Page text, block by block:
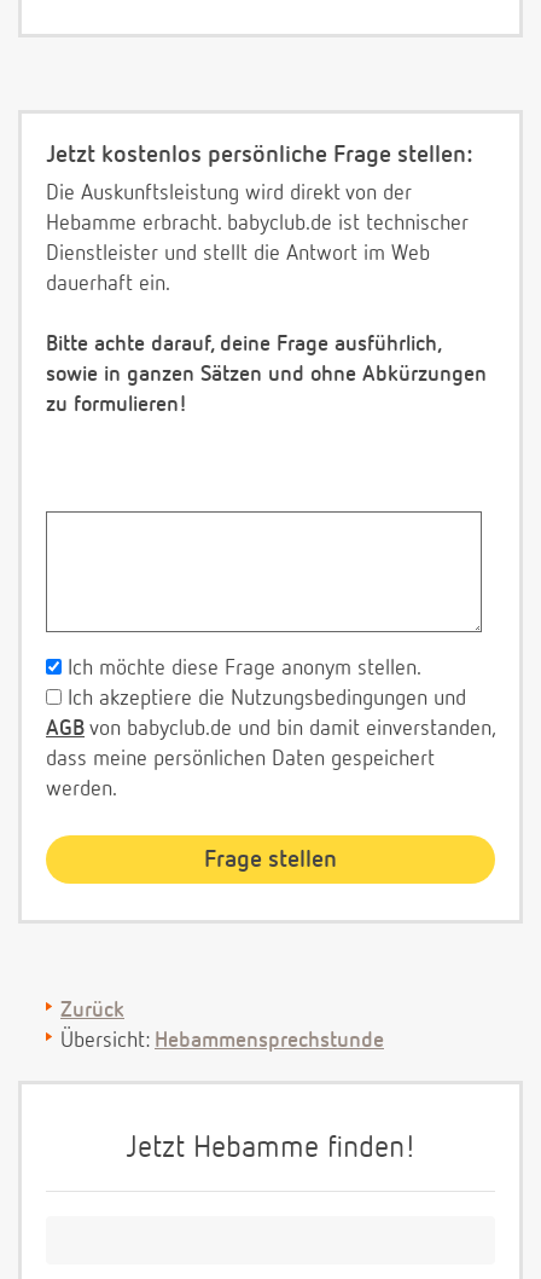
Jetzt kostenlos persönliche Frage stellen:
Die Auskunftsleistung wird direkt von der
Hebamme erbracht. babyclub.de ist technischer
Dienstleister und stellt die Antwort im Web
dauerhaft ein.
Bitte achte darauf, deine Frage ausführlich,
sowie in ganzen Sätzen und ohne Abkürzungen
zu formulieren!
Ich möchte diese Frage anonym stellen.
Ich akzeptiere die Nutzungsbedingungen und
AGB von babyclub.de und bin damit einverstanden,
dass meine persönlichen Daten gespeichert
werden.
Zurück
Übersicht: Hebammensprechstunde
Jetzt Hebamme finden!